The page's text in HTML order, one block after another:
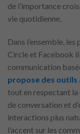
de l’importance
vie quotidienne.
Dans l’ensemble,
Circle et Facebook
communication
propose des outils
tout en respectant la
de conversation et
interactions plus
l’accent sur les